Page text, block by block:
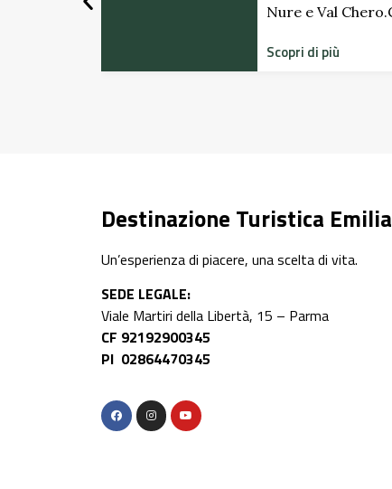
Nure e Val Chero.CALENDARIO …
Destinazione Turistica Emilia
Un’esperienza di piacere, una scelta di vita.
SEDE LEGALE:
Viale Martiri della Libertà, 15 – Parma
CF 92192900345
PI 02864470345